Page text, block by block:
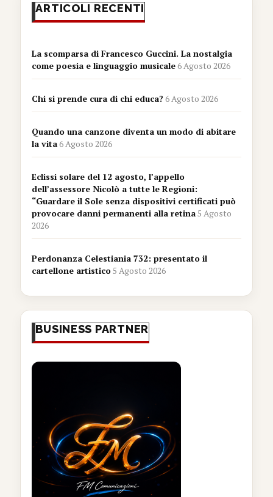
ARTICOLI RECENTI
La scomparsa di Francesco Guccini. La nostalgia
come poesia e linguaggio musicale6 Agosto 2026
Chi si prende cura di chi educa?6 Agosto 2026
Quando una canzone diventa un modo di abitare
la vita6 Agosto 2026
Eclissi solare del 12 agosto, l’appello
dell’assessore Nicolò a tutte le Regioni:
“Guardare il Sole senza dispositivi certificati può
provocare danni permanenti alla retina5 Agosto
2026
Perdonanza Celestiania 732: presentato il
cartellone artistico5 Agosto 2026
BUSINESS PARTNER